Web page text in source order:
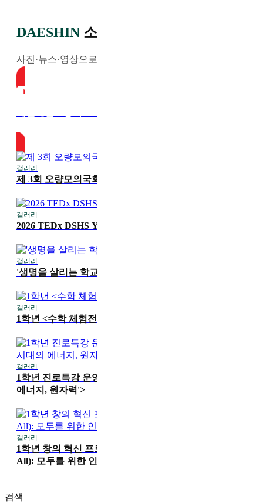
DAESHIN 소식
사진·뉴스·영상으로 전하는 최신 소식
갤러리
제 3회 오량모의국회
갤러리
2026 TEDx DSHS Youth '디딤'
갤러리
'생명을 살리는 학교' 1학기 무지개 교실 진행
갤러리
1학년 <수학 체험전> 운영
갤러리
1학년 진로특강 운영 <카이스트 성지현 교수 'AI 시대의
에너지, 원자력'>
갤러리
1학년 창의 혁신 프로그램 'HS4A(Human Security for
All): 모두를 위한 인간 안보' 메이커 워크숍
검색